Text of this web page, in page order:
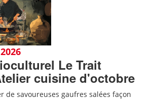
Le Trait
cuisine d'octobre
de savoureuses gaufres salées façon